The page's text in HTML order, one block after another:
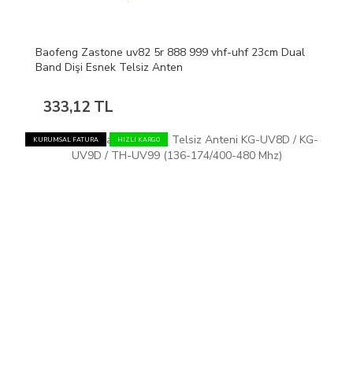
Baofeng Zastone uv82 5r 888 999 vhf-uhf 23cm Dual
Band Dişi Esnek Telsiz Anten
333,12 TL
KURUMSAL FATURA HIZLI KARGO